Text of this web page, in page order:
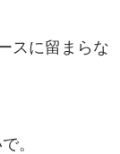
スに留まらな
。